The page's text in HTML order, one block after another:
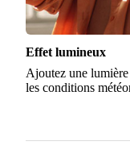
Effet lumineux
Ajoutez une
les conditions